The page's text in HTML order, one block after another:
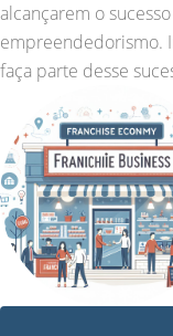
alcançarem o
empreendedorismo.
faça parte desse